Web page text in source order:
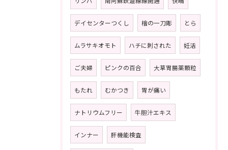
デイセンターつくし 檜の一刀彫 とら
ムラサキオモト ハチに刺された 妊活
ご夫婦 ピンクの百合 大草胃腸薬顆粒
もたれ むかつき 胃が痛い
ナトリウムフリー 牛胆汁エキス
インナー 肝機能検査